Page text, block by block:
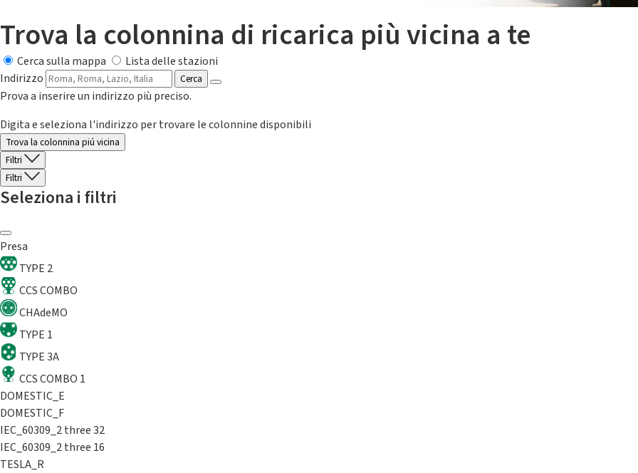
Trova la colonnina di ricarica più vicina a te
Cerca sulla mappa
Lista delle stazioni
Indirizzo
Cerca
Prova a inserire un indirizzo più preciso.
Digita e seleziona l'indirizzo per trovare le colonnine disponibili
Trova la colonnina piú vicina
Filtri
Filtri
Seleziona i filtri
Presa
TYPE 2
CCS COMBO
CHAdeMO
TYPE 1
TYPE 3A
CCS COMBO 1
DOMESTIC_E
DOMESTIC_F
IEC_60309_2 three 32
IEC_60309_2 three 16
TESLA_R